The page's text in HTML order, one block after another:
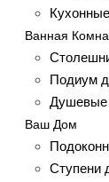
Ванная
Подиум
Душевые
Ваш Дом
Ступени